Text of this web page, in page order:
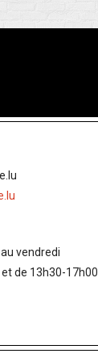
vendredi
de 13h30-17h00